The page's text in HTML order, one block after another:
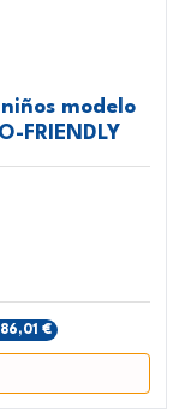
modelo
FRIENDLY
€